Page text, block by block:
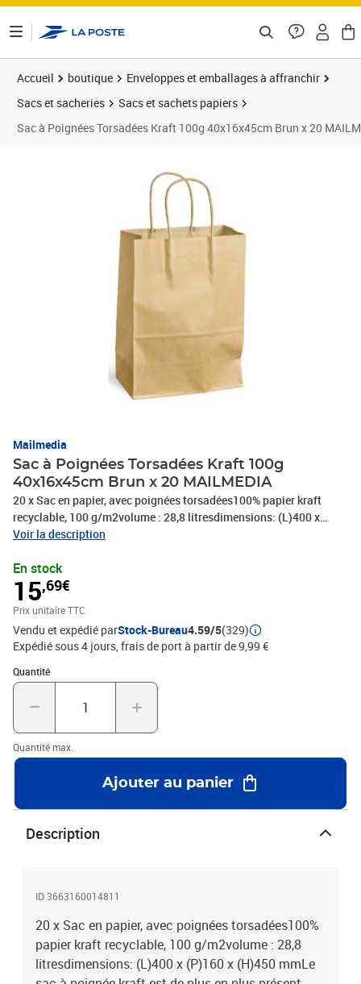
Accueil boutique
Enveloppes et emballages à affranchir
Sacs et sacheries
Sacs et sachets papiers
Sac à Poignées Torsadées Kraft 100g 40x16x45cm Brun x 20
Mailmedia
Sac à Poignées Torsadées Kraft 100g
40x16x45cm Brun x 20 MAILMEDIA
20 x Sac en papier, avec poignées torsadées100% papier kraft
recyclable, 100 g/m2volume : 28,8 litresdimensions: (L)400 x
(P)160 x (H)450 mmLe sac à poignée kraft est de plus en plus
nécessaire pour contribuer à la protection de l’environnement en
évitant l’utilisation des sachets plastiques comme emballages de
produits des clients., PHOTOS NON CONTRACTUELLES
Voir la description
En stock
15,69€
Prix unitaire TTC
Vendu et expédié parStock-Bureau4.59/5(329)
Expédié sous 4 jours, frais de port à partir de 9,99 €
Quantité
Quantité : 1
Quantité max.
Ajouter au panier
Description
ID 3663160014811
20 x Sac en papier, avec poignées torsadées100%
papier kraft recyclable, 100 g/m2volume : 28,8
litresdimensions: (L)400 x (P)160 x (H)450 mmLe